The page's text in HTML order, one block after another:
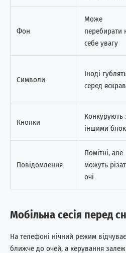
Фон
Може
перебирати
себе увагу
Символи
Іноді
серед
Кнопки
Конкурують
іншими
Повідомлення
Помітні, але
можуть
очі
Мобільна сесія перед
На телефоні нічний режим
ближче до очей, а керування